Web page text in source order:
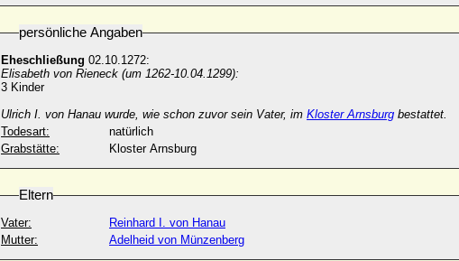
persönliche Angaben
Eheschließung 02.10.1272:
Elisabeth von Rieneck (um 1262-10.04.1299):
3 Kinder
Ulrich I. von Hanau wurde, wie schon zuvor sein Vater, im Kloster Arnsburg bestattet.
Todesart:
natürlich
Grabstätte:
Kloster Arnsburg
Eltern
Vater:
Reinhard I. von Hanau
Mutter:
Adelheid von Münzenberg